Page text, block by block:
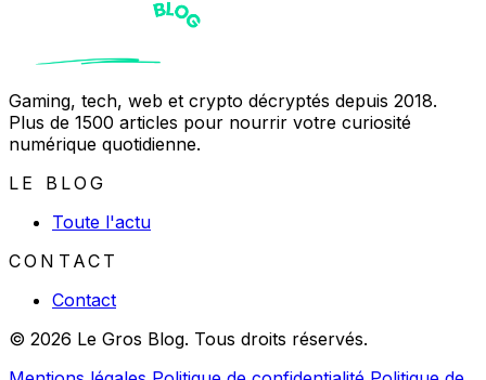
Gaming, tech, web et crypto décryptés depuis 2018.
Plus de 1500 articles pour nourrir votre curiosité
numérique quotidienne.
LE BLOG
Toute l'actu
CONTACT
Contact
© 2026 Le Gros Blog. Tous droits réservés.